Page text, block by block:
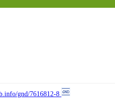
gnd/7616812-8